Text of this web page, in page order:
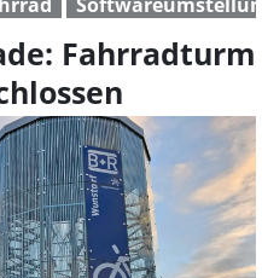
Fahrradturm